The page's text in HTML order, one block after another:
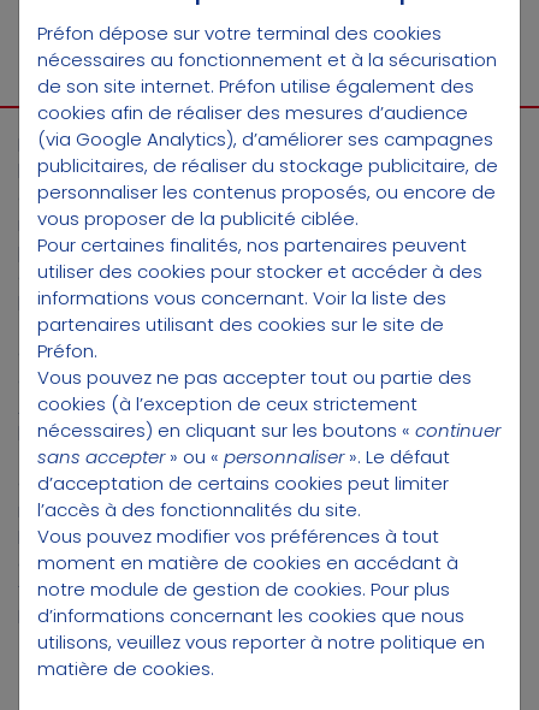
LES LIMITES DU RÈGLEMENT SFDR
L’Article 8 SFDR n’est donc pas un label, comme le
label ISR français, mais bien une catégorie au sein
d’une classification européenne. Il ne certifie pas un
niveau de durabilité, car le règlement SFDR ne prévoit
pas d’exigences minimales, mais demande surtout
aux acteurs financiers de publier des informations sur
leurs pratiques concernant la durabilité.
Ce sont ainsi les sociétés de gestion elles-mêmes qui
déclarent qu’un produit financier est par exemple «
Article 8 », même si le régulateur veille au respect de
la réglementation.
Cette distinction peut être difficile à saisir, et le
règlement SFDR est lui-même très dense.
Reconnaissant la complexité de ce système, l’UE
cherche depuis 2023 à le simplifier, à travers des
travaux de la Commission européenne et du
Parlement européen.
Préfon dépose sur votre terminal des cookies
nécessaires au fonctionnement et à la sécurisation
de son site internet. Préfon utilise également des
cookies afin de réaliser des mesures d’audience
(via Google Analytics), d’améliorer ses campagnes
publicitaires, de réaliser du stockage publicitaire, de
personnaliser les contenus proposés, ou encore de
vous proposer de la publicité ciblée.
Pour certaines finalités, nos partenaires peuvent
utiliser des cookies pour stocker et accéder à des
informations vous concernant. Voir la liste des
partenaires utilisant des cookies sur le site de
Préfon.
Vous pouvez ne pas accepter tout ou partie des
cookies (à l’exception de ceux strictement
nécessaires) en cliquant sur les boutons « continuer
sans accepter» ou « personnaliser». Le défaut
d’acceptation de certains cookies peut limiter
l’accès à des fonctionnalités du site.
Vous pouvez modifier vos préférences à tout
moment en matière de cookies en accédant à
notre module de gestion de cookies. Pour plus
d’informations concernant les cookies que nous
utilisons, veuillez vous reporter à notre politique en
matière de cookies.